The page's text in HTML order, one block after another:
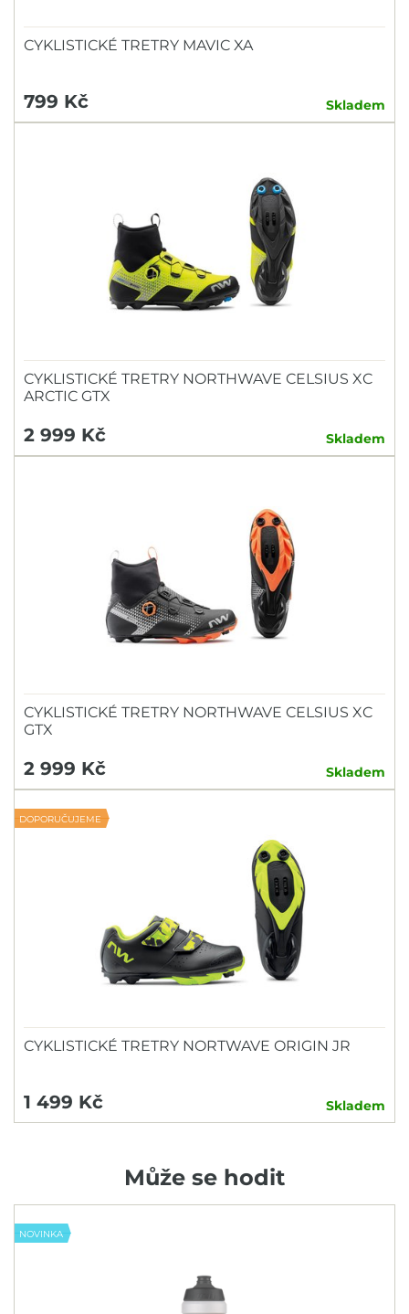
CYKLISTICKÉ TRETRY MAVIC XA
799 Kč Skladem
CYKLISTICKÉ TRETRY NORTHWAVE CELSIUS XC
ARCTIC GTX
2 999 Kč Skladem
CYKLISTICKÉ TRETRY NORTHWAVE CELSIUS XC
GTX
2 999 Kč Skladem
DOPORUČUJEME
CYKLISTICKÉ TRETRY NORTWAVE ORIGIN JR
1 499 Kč Skladem
Může se hodit
NOVINKA